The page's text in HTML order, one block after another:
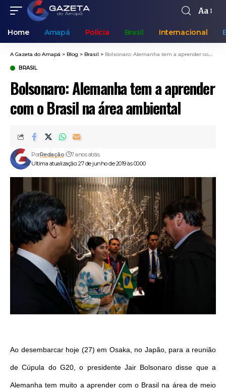
Aa
Home Amapá Polícia Brasil Internacional
A Gazeta do Amapá > Blog > Brasil > Bolsonaro: Alemanha tem a aprender com o Brasil na área ambiental
BRASIL
Bolsonaro: Alemanha tem a aprender
com o Brasil na área ambiental
Ultima atualização: 27 de junho de 2019 às 00:00
PorRedação 7 anos atrás
Ao desembarcar hoje (27) em Osaka, no Japão, para a reunião
de Cúpula do G20, o presidente Jair Bolsonaro disse que a
Alemanha tem muito a aprender com o Brasil na área de meio